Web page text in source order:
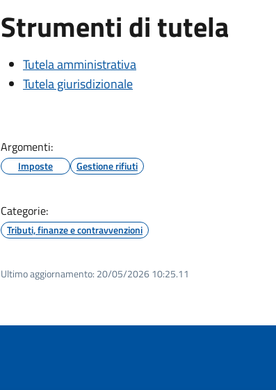
Strumenti di tutela
Tutela amministrativa
Tutela giurisdizionale
Argomenti:
Imposte Gestione rifiuti
Categorie:
Tributi, finanze e contravvenzioni
Ultimo aggiornamento: 20/05/2026 10:25.11